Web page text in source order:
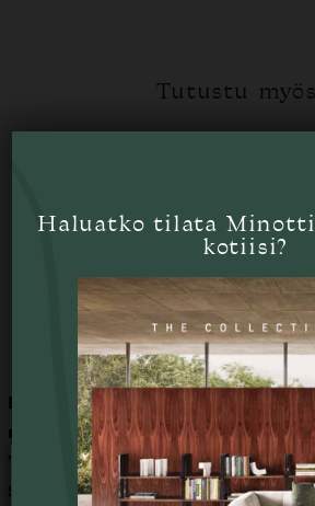
Tutustu myös
Kotori, 4 kpl setti -
mallikappale HUOM!
Tämä tuote esillä
Skannon liikkeessä
SOVET
ALK. 120
Haluatko tilata
kotiisi?
Käytämme verkkosivustollamme